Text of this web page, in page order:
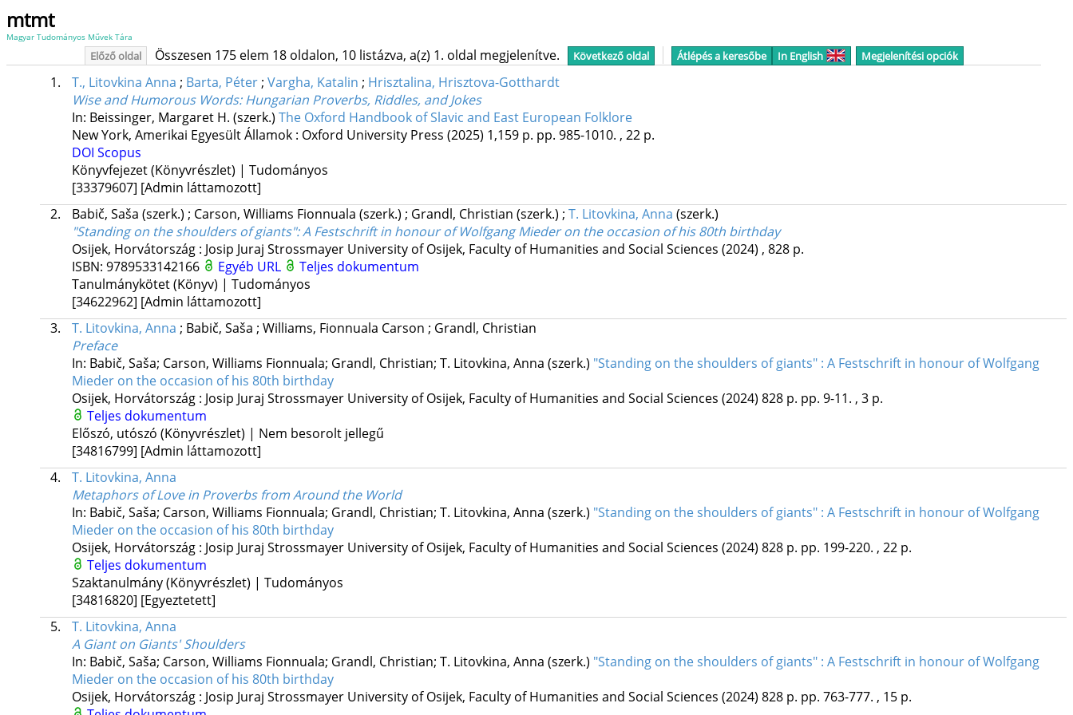
mtmt
Magyar Tudományos Művek Tára
Előző oldal Összesen 175 elem 18 oldalon, 10 listázva, a(z) 1. oldal megjelenítve. Következő oldal Átlépés a keresőbe In English Megjelenítési opciók
1. T., Litovkina Anna ; Barta, Péter; Vargha, Katalin ; Hrisztalina, Hrisztova-Gotthardt
Wise and Humorous Words: Hungarian Proverbs, Riddles, and Jokes
In: Beissinger, Margaret H. (szerk.) The Oxford Handbook of Slavic and East European Folklore
New York, Amerikai Egyesült Államok : Oxford University Press (2025) 1,159 p. pp. 985-1010. , 22 p.
DOI Scopus
Könyvfejezet (Könyvrészlet) | Tudományos
[33379607] [Admin láttamozott]
2.
Babič, Saša (szerk.) ; Carson, Williams Fionnuala (szerk.) ; Grandl, Christian (szerk.) ; T. Litovkina, Anna (szerk.)
"Standing on the shoulders of giants": A Festschrift in honour of Wolfgang Mieder on the occasion of his 80th birthday
Osijek, Horvátország : Josip Juraj Strossmayer University of Osijek, Faculty of Humanities and Social Sciences (2024) , 828 p.
ISBN: 9789533142166 Egyéb URL
Teljes dokumentum
Tanulmánykötet (Könyv) | Tudományos
[34622962] [Admin láttamozott]
3.
T. Litovkina, Anna ; Babič, Saša ; Williams, Fionnuala Carson ; Grandl, Christian
Preface
In: Babič, Saša; Carson, Williams Fionnuala; Grandl, Christian; T. Litovkina, Anna (szerk.) "Standing on the shoulders of giants" : A Festschrift in honour of Wolfgang
Mieder on the occasion of his 80th birthday
Osijek, Horvátország : Josip Juraj Strossmayer University of Osijek, Faculty of Humanities and Social Sciences (2024) 828 p. pp. 9-11. , 3 p.
Teljes dokumentum
Előszó, utószó (Könyvrészlet) | Nem besorolt jellegű
[34816799] [Admin láttamozott]
4.
T. Litovkina, Anna
Metaphors of Love in Proverbs from Around the World
In: Babič, Saša; Carson, Williams Fionnuala; Grandl, Christian; T. Litovkina, Anna (szerk.) "Standing on the shoulders of giants" : A Festschrift in honour of Wolfgang
Mieder on the occasion of his 80th birthday
Osijek, Horvátország : Josip Juraj Strossmayer University of Osijek, Faculty of Humanities and Social Sciences (2024) 828 p. pp. 199-220. , 22 p.
Teljes dokumentum
Szaktanulmány (Könyvrészlet) | Tudományos
[34816820] [Egyeztetett]
5.
T. Litovkina, Anna
A Giant on Giants' Shoulders
In: Babič, Saša; Carson, Williams Fionnuala; Grandl, Christian; T. Litovkina, Anna (szerk.) "Standing on the shoulders of giants" : A Festschrift in honour of Wolfgang
Mieder on the occasion of his 80th birthday
Osijek, Horvátország : Josip Juraj Strossmayer University of Osijek, Faculty of Humanities and Social Sciences (2024) 828 p. pp. 763-777. , 15 p.